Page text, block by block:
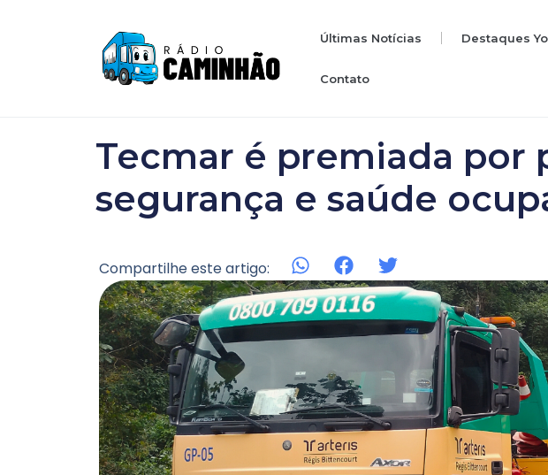
Últimas Notícias Destaques
Contato
Tecmar é premiada por
segurança e saúde
Compartilhe este artigo: